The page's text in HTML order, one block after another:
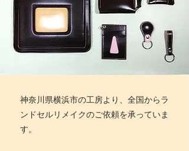
神奈川県横浜市の工房より、全国からラ
ンドセルリメイクのご依頼を承っていま
す。